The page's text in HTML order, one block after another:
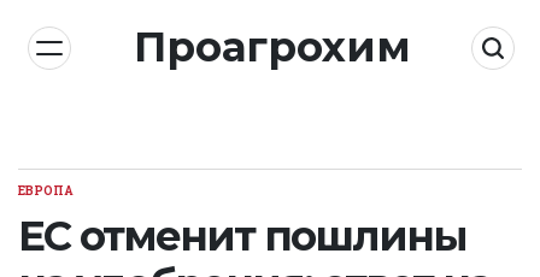
content
Проагрохим
POSTED
ЕВРОПА
ЕС отменит пошлины